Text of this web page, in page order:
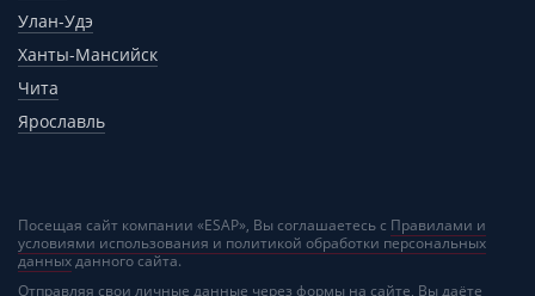
Улан-Удэ
Ханты-Мансийск
Чита
Ярославль
Посещая сайт компании «ESAP», Вы соглашаетесь с Правилами и
условиями использования и политикой обработки персональных
данныхданного сайта.
Отправляя свои личные данные через формы на сайте, Вы даёте